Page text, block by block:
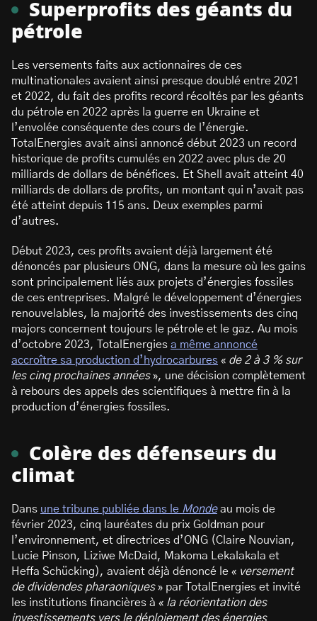
Superprofits des géants du
pétrole
Les versements faits aux actionnaires de ces
multinationales avaient ainsi presque doublé entre 2021
et 2022, du fait des profits record récoltés par les géants
du pétrole en 2022 après la guerre en Ukraine et
l’envolée conséquente des cours de l’énergie.
TotalEnergies avait ainsi annoncé début 2023 un record
historique de profits cumulés en 2022 avec plus de 20
milliards de dollars de bénéfices. Et Shell avait atteint 40
milliards de dollars de profits, un montant qui n’avait pas
été atteint depuis 115 ans. Deux exemples parmi
d’autres.
Début 2023, ces profits avaient déjà largement été
dénoncés par plusieurs ONG, dans la mesure où les gains
sont principalement liés aux projets d’énergies fossiles
de ces entreprises. Malgré le développement d’énergies
renouvelables, la majorité des investissements des cinq
majors concernent toujours le pétrole et le gaz. Au mois
d’octobre 2023, TotalEnergies a même annoncé
accroître sa production d’hydrocarbures « de 2 à 3 % sur
les cinq prochaines années», une décision complètement
à rebours des appels des scientifiques à mettre fin à la
production d’énergies fossiles.
Colère des défenseurs du
climat
Dans une tribune publiée dans le Mondeau mois de
février 2023, cinq lauréates du prix Goldman pour
l’environnement, et directrices d’ONG (Claire Nouvian,
Lucie Pinson, Liziwe McDaid, Makoma Lekalakala et
Heffa Schücking), avaient déjà dénoncé le « versement
de dividendes pharaoniques» par TotalEnergies et invité
les institutions financières à « la réorientation des
investissements vers le déploiement des énergies